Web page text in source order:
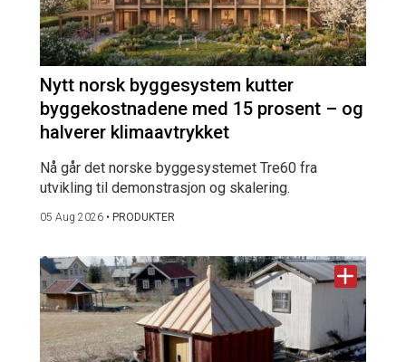
Nytt norsk byggesystem kutter
byggekostnadene med 15 prosent – og
halverer klimaavtrykket
Nå går det norske byggesystemet Tre60 fra
utvikling til demonstrasjon og skalering.
05 Aug 2026 • PRODUKTER